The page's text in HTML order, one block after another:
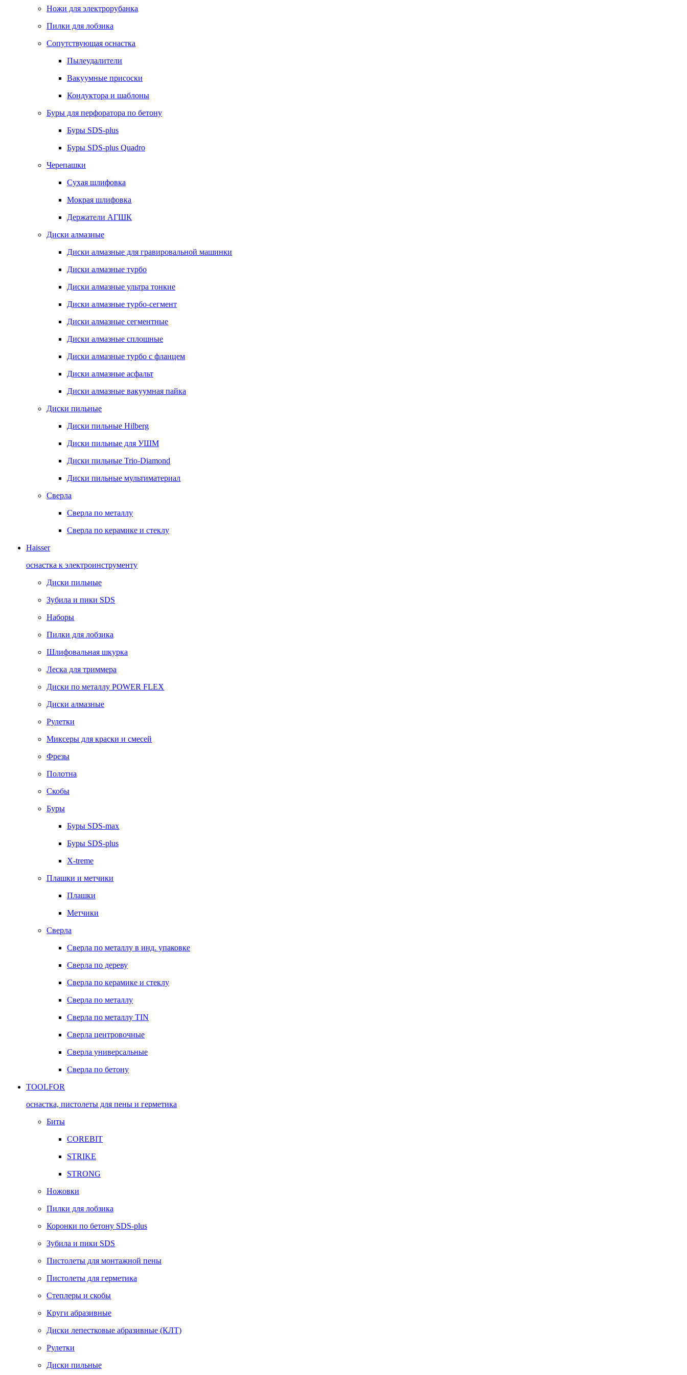
Ножи для электрорубанка
Пилки для лобзика
Сопутствующая оснастка
Пылеудалители
Вакуумные присоски
Кондуктора и шаблоны
Буры для перфоратора по бетону
Буры SDS-plus
Буры SDS-plus Quadro
Черепашки
Сухая шлифовка
Мокрая шлифовка
Держатели АГШК
Диски алмазные
Диски алмазные для гравировальной машинки
Диски алмазные турбо
Диски алмазные ультра тонкие
Диски алмазные турбо-сегмент
Диски алмазные сегментные
Диски алмазные сплошные
Диски алмазные турбо с фланцем
Диски алмазные асфальт
Диски алмазные вакуумная пайка
Диски пильные
Диски пильные Hilberg
Диски пильные для УШМ
Диски пильные Trio-Diamond
Диски пильные мультиматериал
Сверла
Сверла по металлу
Сверла по керамике и стеклу
Haisser
оснастка к электроинструменту
Диски пильные
Зубила и пики SDS
Наборы
Пилки для лобзика
Шлифовальная шкурка
Леска для триммера
Диски по металлу POWER FLEX
Диски алмазные
Рулетки
Миксеры для краски и смесей
Фрезы
Полотна
Скобы
Буры
Буры SDS-max
Буры SDS-plus
X-treme
Плашки и метчики
Плашки
Метчики
Сверла
Сверла по металлу в инд. упаковке
Сверла по дереву
Сверла по керамике и стеклу
Сверла по металлу
Сверла по металлу TIN
Сверла центровочные
Сверла универсальные
Сверла по бетону
TOOLFOR
оснастка, пистолеты для пены и герметика
Биты
COREBIT
STRIKE
STRONG
Ножовки
Пилки для лобзика
Коронки по бетону SDS-plus
Зубила и пики SDS
Пистолеты для монтажной пены
Пистолеты для герметика
Степлеры и скобы
Круги абразивные
Диски лепестковые абразивные (КЛТ)
Рулетки
Диски пильные